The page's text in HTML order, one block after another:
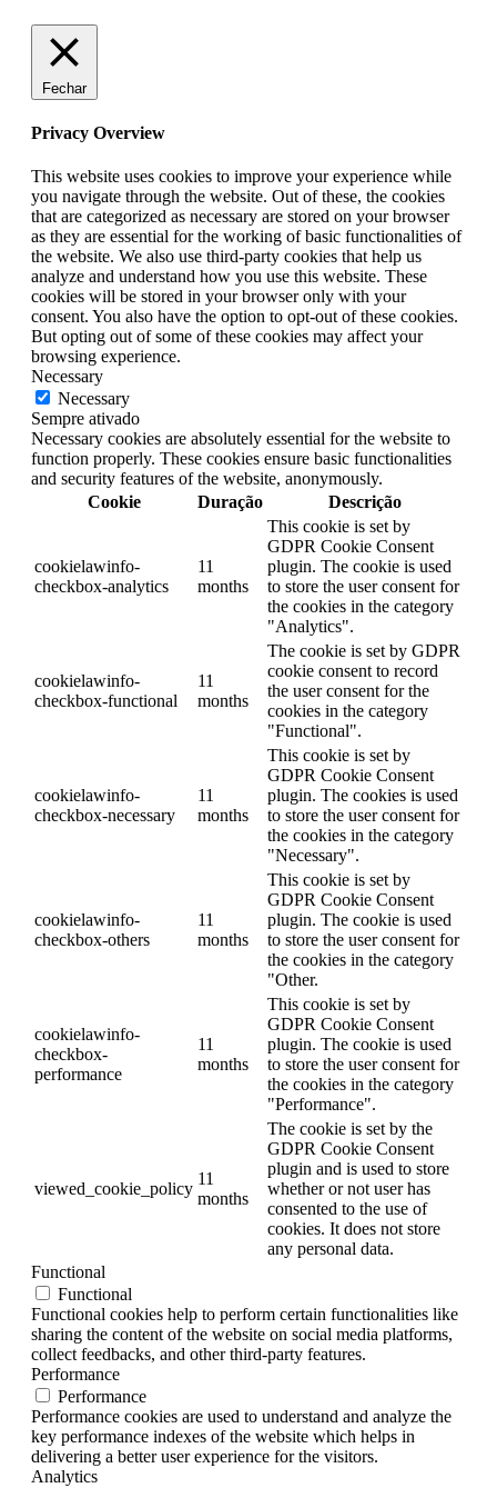
Fechar
Privacy Overview
This website uses cookies to improve your experience while
you navigate through the website. Out of these, the cookies
that are categorized as necessary are stored on your browser
as they are essential for the working of basic functionalities of
the website. We also use third-party cookies that help us
analyze and understand how you use this website. These
cookies will be stored in your browser only with your
consent. You also have the option to opt-out of these cookies.
But opting out of some of these cookies may affect your
browsing experience.
Necessary
Necessary
Sempre ativado
Necessary cookies are absolutely essential for the website to
function properly. These cookies ensure basic functionalities
and security features of the website, anonymously.
Cookie
Duração Descrição
cookielawinfo-
checkbox-analytics
11
months
This cookie is set by
GDPR Cookie Consent
plugin. The cookie is used
to store the user consent for
the cookies in the category
"Analytics".
cookielawinfo-
checkbox-functional
11
months
The cookie is set by GDPR
cookie consent to record
the user consent for the
cookies in the category
"Functional".
cookielawinfo-
checkbox-necessary
11
months
This cookie is set by
GDPR Cookie Consent
plugin. The cookies is used
to store the user consent for
the cookies in the category
"Necessary".
cookielawinfo-
checkbox-others
11
months
This cookie is set by
GDPR Cookie Consent
plugin. The cookie is used
to store the user consent for
the cookies in the category
"Other.
cookielawinfo-
checkbox-
performance
11
months
This cookie is set by
GDPR Cookie Consent
plugin. The cookie is used
to store the user consent for
the cookies in the category
"Performance".
viewed_cookie_policy
11
months
The cookie is set by the
GDPR Cookie Consent
plugin and is used to store
whether or not user has
consented to the use of
cookies. It does not store
any personal data.
Functional
Functional
Functional cookies help to perform certain functionalities like
sharing the content of the website on social media platforms,
collect feedbacks, and other third-party features.
Performance
Performance
Performance cookies are used to understand and analyze the
key performance indexes of the website which helps in
delivering a better user experience for the visitors.
Analytics